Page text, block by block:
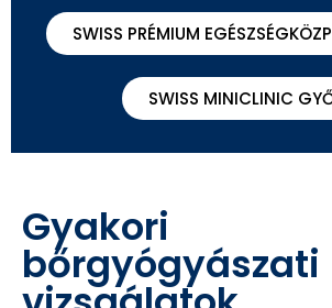
SWISS PRÉMIUM
SWISS MINICLINIC
Gyakori
bőrgyógyászati